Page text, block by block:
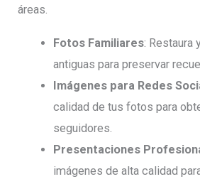
áreas.
Fotos Familiares: Restaura
antiguas para preservar
Imágenes para Redes
calidad de tus fotos para
seguidores.
Presentaciones
imágenes de alta calidad